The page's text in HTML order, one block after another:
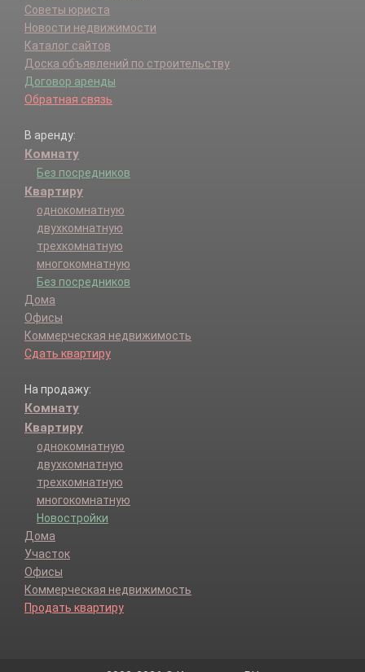
Советы юриста
Новости недвижимости
Каталог сайтов
Доска объявлений по строительству
Договор аренды
Обратная связь
В аренду:
Комнату
Без посредников
Квартиру
однокомнатную
двухкомнатную
трехкомнатную
многокомнатную
Без посредников
Дома
Офисы
Коммерческая недвижимость
Сдать квартиру
На продажу:
Комнату
Квартиру
однокомнатную
двухкомнатную
трехкомнатную
многокомнатную
Новостройки
Дома
Участок
Офисы
Коммерческая недвижимость
Продать квартиру